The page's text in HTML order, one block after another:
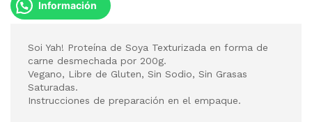
Información
Soi Yah! Proteína de Soya Texturizada en forma de
carne desmechada por 200g.
Vegano, Libre de Gluten, Sin Sodio, Sin Grasas
Saturadas.
Instrucciones de preparación en el empaque.